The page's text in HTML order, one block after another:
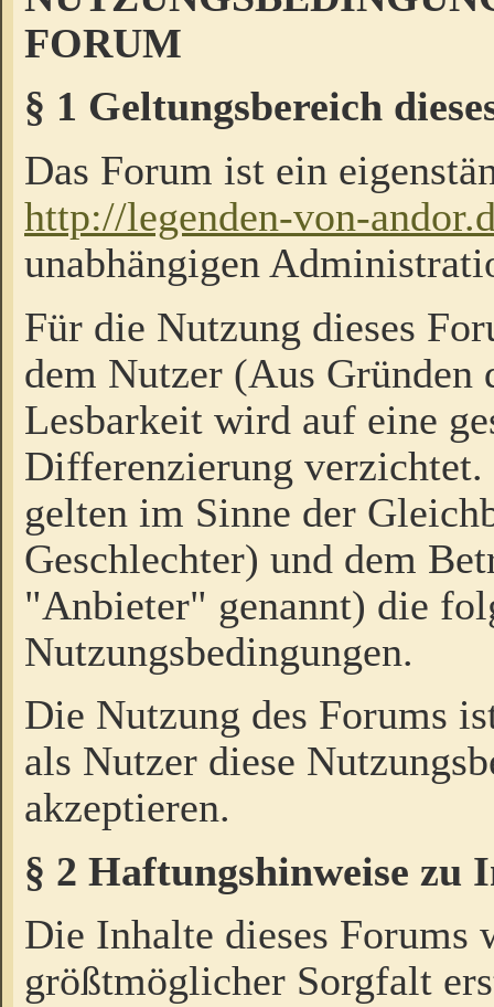
FORUM
§ 1 Geltungsbereich
Das Forum ist ein
http://legenden-von-
unabhängigen
Für die Nutzung dieses
dem Nutzer (Aus Gründen
Lesbarkeit wird auf eine
Differenzierung
gelten im Sinne der
Geschlechter) und dem
"Anbieter" genannt) die
Nutzungsbedingungen.
Die Nutzung des Forums
als Nutzer diese
akzeptieren.
§ 2 Haftungshinweise zu
Die Inhalte dieses Forums
größtmöglicher Sorgfalt